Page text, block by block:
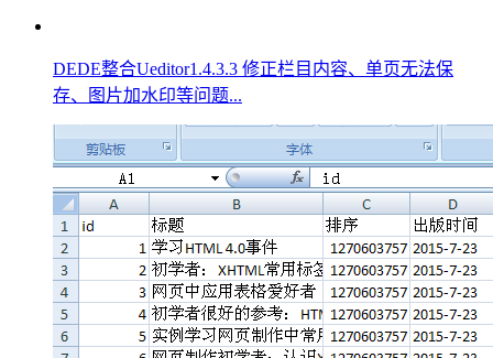
DEDE整合Ueditor1.4.3.3 修正栏目内容、单页无法保
存、图片加水印等问题...